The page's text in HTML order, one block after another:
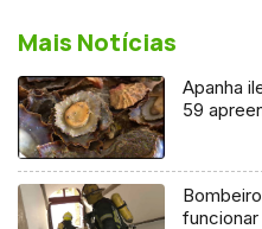
Mais Notícias
Apanha
59